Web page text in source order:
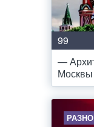
99
—
Москвы